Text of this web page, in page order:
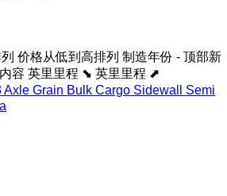
价格从低到高排列 制造年份 - 顶部新
容 英里里程 ⬊ 英里里程 ⬈